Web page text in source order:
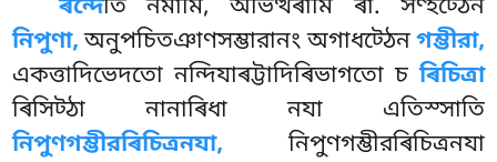
ৰন্দেতি নমামি, অভিত্থৰামি ৰা. সণ্হট্ঠেন
নিপুণা,অনুপচিতঞাণসম্ভারানং অগাধট্ঠেনগম্ভীরা,
একত্তাদিভেদতো নন্দিযাৰট্টাদিৰিভাগতো চৰিচিত্রা
ৰিসিট্ঠা নানাৰিধা নযা এতিস্সাতি
নিপুণগম্ভীরৰিচিত্রনযা, নিপুণগম্ভীরৰিচিত্রনযা